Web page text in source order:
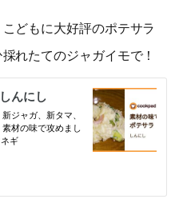
どもに大好評のポテサラ
れたてのジャガイモで！